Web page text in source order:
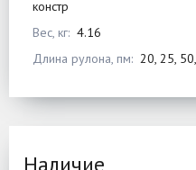
констр
Вес, кг: 4.16
Длина рулона, пм: 20, 25,
Наличие